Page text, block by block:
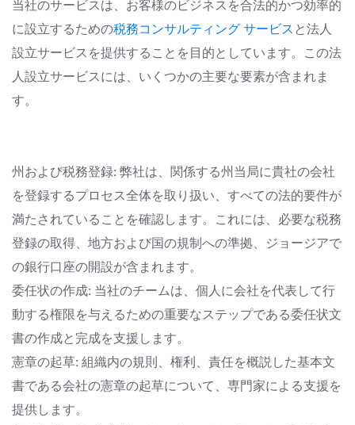
当社のサービスは、お客様のビジネスを合法的かつ効率的
に設立するための税務コンサルティング サービス と法人
設立サービス を提供することを目的としています。この法
人設立サービスには、いくつかの主要な要素が含まれま
す。
州および税務登録: 弊社は、関係する州当局に貴社の会社
を登録するプロセス全体を取り扱い、すべての法的要件が
満たされていることを確認します。これには、必要な税務
登録の取得、地方および国の規制への準拠、ジョージアで
の銀行口座の開設が含まれます。
委任状の作成: 当社のチームは、個人に会社を代表して行
動する権限を与えるための重要なステップである委任状文
書の作成と完成を支援します。
憲章の起草: 組織内の規則、権利、責任を概説した基本文
書である会社の憲章の起草について、専門家による支援を
提供します。